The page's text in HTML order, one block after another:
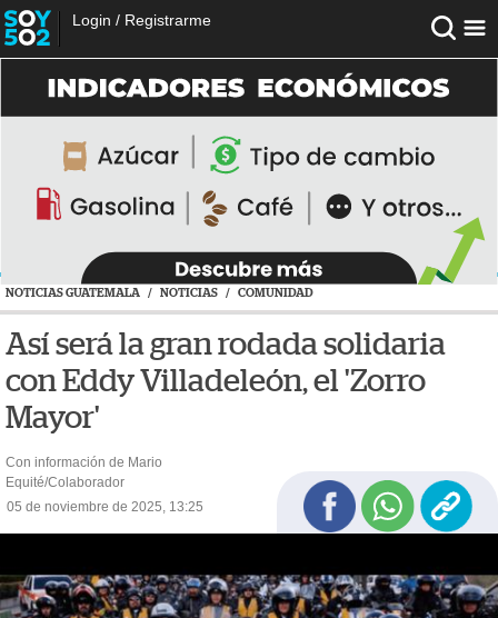
Login / Registrarme
NOTICIAS GUATEMALA / NOTICIAS / COMUNIDAD
Así será la gran rodada solidaria
con Eddy Villadeleón, el 'Zorro
Mayor'
Con información de Mario
Equité/Colaborador
05 de noviembre de 2025, 13:25